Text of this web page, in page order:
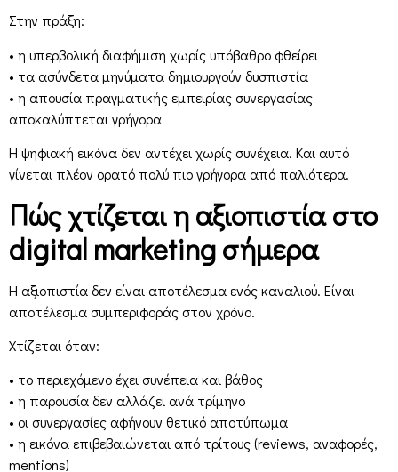
Στην πράξη:
• η υπερβολική διαφήμιση χωρίς υπόβαθρο φθείρει
• τα ασύνδετα μηνύματα δημιουργούν δυσπιστία
• η απουσία πραγματικής εμπειρίας συνεργασίας
αποκαλύπτεται γρήγορα
Η ψηφιακή εικόνα δεν αντέχει χωρίς συνέχεια. Και αυτό
γίνεται πλέον ορατό πολύ πιο γρήγορα από παλιότερα.
Πώς χτίζεται η αξιοπιστία στο
digital marketing σήμερα
Η αξιοπιστία δεν είναι αποτέλεσμα ενός καναλιού. Είναι
αποτέλεσμα συμπεριφοράς στον χρόνο.
Χτίζεται όταν:
• το περιεχόμενο έχει συνέπεια και βάθος
• η παρουσία δεν αλλάζει ανά τρίμηνο
• οι συνεργασίες αφήνουν θετικό αποτύπωμα
• η εικόνα επιβεβαιώνεται από τρίτους (reviews, αναφορές,
mentions)